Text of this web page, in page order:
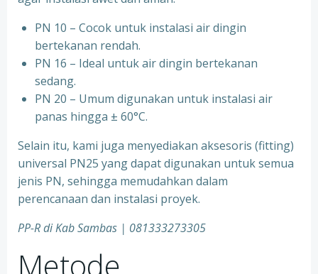
PN 10 – Cocok untuk instalasi air dingin
bertekanan rendah.
⁠PN 16 – Ideal untuk air dingin bertekanan
sedang.
⁠PN 20 – Umum digunakan untuk instalasi air
panas hingga ± 60°C.
Selain itu, kami juga menyediakan aksesoris (fitting)
universal PN25 yang dapat digunakan untuk semua
jenis PN, sehingga memudahkan dalam
perencanaan dan instalasi proyek.
PP-R di Kab Sambas | 081333273305
Metode